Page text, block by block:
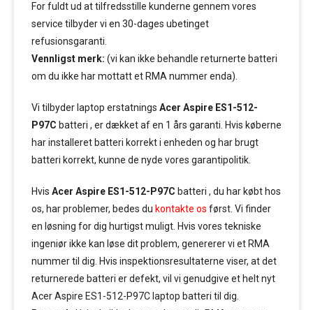
For fuldt ud at tilfredsstille kunderne gennem vores
service tilbyder vi en 30-dages ubetinget
refusionsgaranti.
Vennligst merk: (vi kan ikke behandle returnerte batteri
om du ikke har mottatt et RMA nummer enda).
Vi tilbyder laptop erstatnings Acer Aspire ES1-512-
P97C batteri , er dækket af en 1 års garanti. Hvis køberne
har installeret batteri korrekt i enheden og har brugt
batteri korrekt, kunne de nyde vores garantipolitik.
Hvis Acer Aspire ES1-512-P97C batteri , du har købt hos
os, har problemer, bedes du kontakte os først. Vi finder
en løsning for dig hurtigst muligt. Hvis vores tekniske
ingeniør ikke kan løse dit problem, genererer vi et RMA
nummer til dig. Hvis inspektionsresultaterne viser, at det
returnerede batteri er defekt, vil vi genudgive et helt nyt
Acer Aspire ES1-512-P97C laptop batteri til dig.